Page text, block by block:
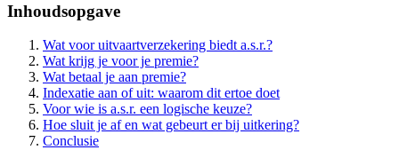
Inhoudsopgave
Wat voor uitvaartverzekering biedt a.s.r.?
Wat krijg je voor je premie?
Wat betaal je aan premie?
Indexatie aan of uit: waarom dit ertoe doet
Voor wie is a.s.r. een logische keuze?
Hoe sluit je af en wat gebeurt er bij uitkering?
Conclusie